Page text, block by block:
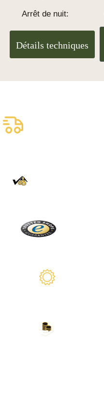
Arrêt de nuit:
Détails techniques